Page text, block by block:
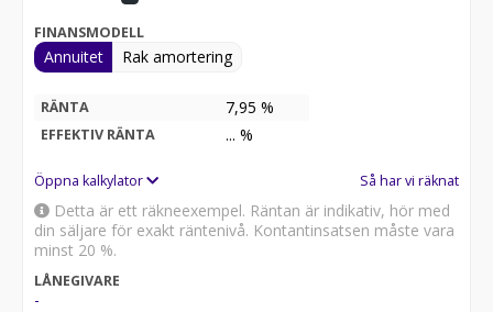
FINANSMODELL
Annuitet Rak amortering
RÄNTA 7,95 %
EFFEKTIV RÄNTA ... %
Öppna kalkylator Så har vi räknat
Detta är ett räkneexempel. Räntan är indikativ, hör med
din säljare för exakt räntenivå. Kontantinsatsen måste vara
minst 20 %.
LÅNEGIVARE
-